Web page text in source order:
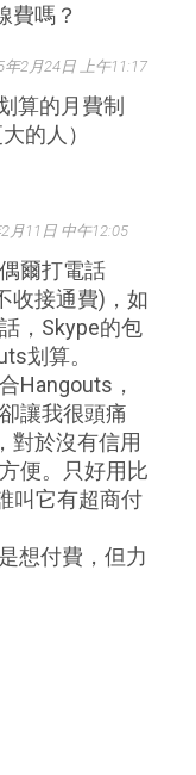
費嗎？
年2月24日 上午11:17
算的月費制
的人）
月11日 中午12:05
爾打電話
收接通費)，如
，Skype的包
划算。
Hangouts，
讓我很頭痛
對於沒有信用
便。只好用比
叫它有超商付
想付費，但力